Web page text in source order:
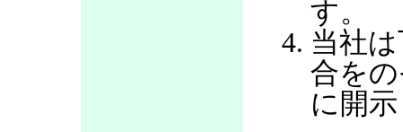
す。
当社
合を
に開